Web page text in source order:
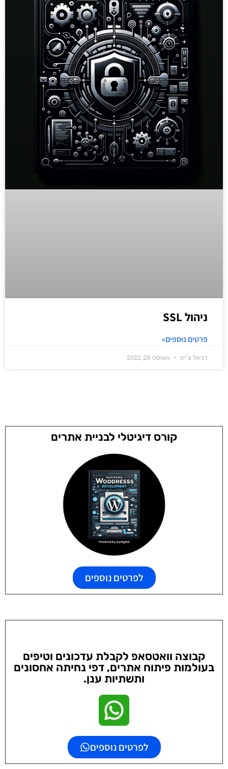
ניהול SSL
פרטים נוספים»
דניאל צ׳יפ אוגוסט 26, 2022
קורס דיגיטלי לבניית אתרים
לפרטים נוספים
קבוצה וואטסאפ לקבלת עדכונים וטיפים
בעולמות פיתוח אתרים, דפי נחיתה אחסונים
ותשתיות ענן.
לפרטים נוספים